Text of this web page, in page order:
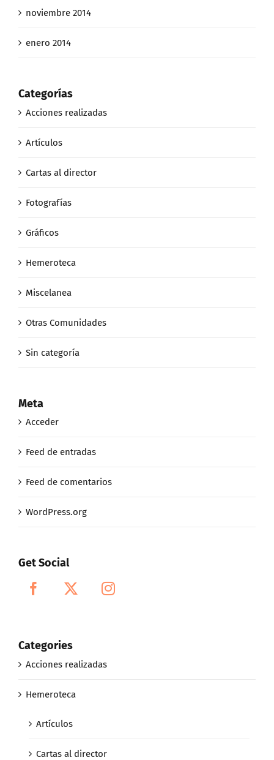
noviembre 2014
enero 2014
Categorías
Acciones realizadas
Artículos
Cartas al director
Fotografías
Gráficos
Hemeroteca
Miscelanea
Otras Comunidades
Sin categoría
Meta
Acceder
Feed de entradas
Feed de comentarios
WordPress.org
Get Social
Categories
Acciones realizadas
Hemeroteca
Artículos
Cartas al director